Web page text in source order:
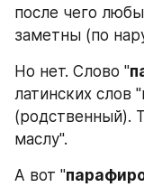
после чего
заметны (по
Но нет. Слово "
латинских слов
(родственный).
маслу".
А вот "